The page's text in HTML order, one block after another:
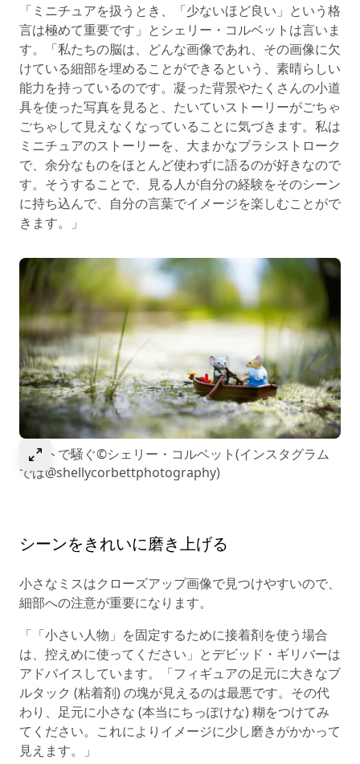
「ミニチュアを扱うとき、「少ないほど良い」という格
言は極めて重要です」とシェリー・コルベットは言いま
す。「私たちの脳は、どんな画像であれ、その画像に欠
けている細部を埋めることができるという、素晴らしい
能力を持っているのです。凝った背景やたくさんの小道
具を使った写真を見ると、たいていストーリーがごちゃ
ごちゃして見えなくなっていることに気づきます。私は
ミニチュアのストーリーを、大まかなブラシストローク
で、余分なものをほとんど使わずに語るのが好きなので
す。そうすることで、見る人が自分の経験をそのシーン
に持ち込んで、自分の言葉でイメージを楽しむことがで
きます。」
選択して画像を拡大
ボートで騒ぐ©シェリー・コルベット(インスタグラム
では@shellycorbettphotography)
シーンをきれいに磨き上げる
小さなミスはクローズアップ画像で見つけやすいので、
細部への注意が重要になります。
「「小さい人物」を固定するために接着剤を使う場合
は、控えめに使ってください」とデビッド・ギリバーは
アドバイスしています。「フィギュアの足元に大きなブ
ルタック (粘着剤) の塊が見えるのは最悪です。その代
わり、足元に小さな (本当にちっぽけな) 糊をつけてみ
てください。これによりイメージに少し磨きがかかって
見えます。」